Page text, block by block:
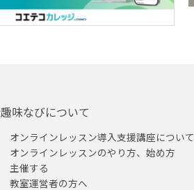
趣味なびについて
オンラインレッスン導入支援講座について
オンラインレッスンのやり方、始め方
主催する
教室運営者の方へ